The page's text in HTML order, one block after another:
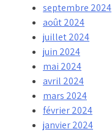
septembre 2024
août 2024
juillet 2024
juin 2024
mai 2024
avril 2024
mars 2024
février 2024
janvier 2024